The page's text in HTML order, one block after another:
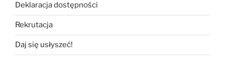
Deklaracja dostępności
Rekrutacja
Daj się usłyszeć!